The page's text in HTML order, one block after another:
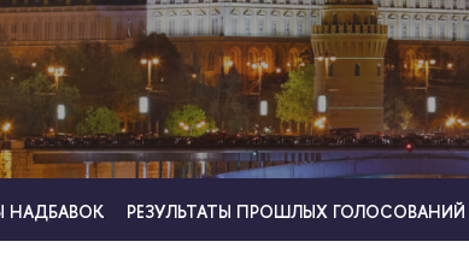
НАДБАВОК РЕЗУЛЬТАТЫ ПРОШЛЫХ ГОЛОСОВАНИЙ